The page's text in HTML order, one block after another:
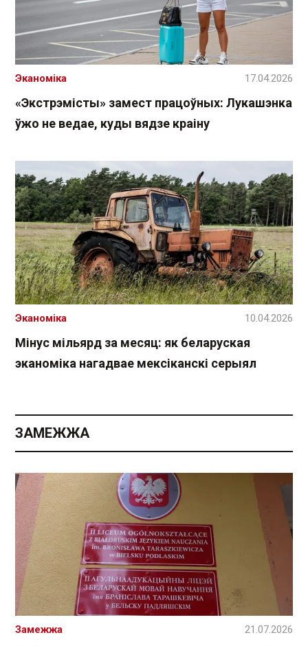
«Экстрэмісты» замест працоўных: Лукашэнка
ўжо не ведае, куды вядзе краіну
Эканоміка 17.04.2026
Мінус мільярд за месяц: як беларуская
эканоміка нагадвае мексіканскі серыял
Эканоміка 10.04.2026
ЗАМЕЖЖА
Замежжа 21.07.2026